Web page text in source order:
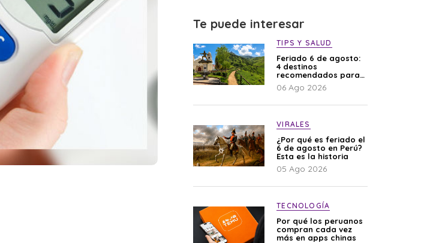
Te puede interesar
TIPS Y SALUD
Feriado 6 de agosto:
4 destinos
recomendados para
disfrutar el descanso
06 Ago 2026
VIRALES
¿Por qué es feriado el
6 de agosto en Perú?
Esta es la historia
05 Ago 2026
TECNOLOGÍA
Por qué los peruanos
compran cada vez
más en apps chinas